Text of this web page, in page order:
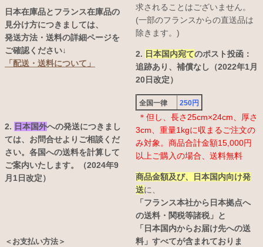
日本在庫品とフランス在庫品の
見分け方につきましては、
発送方法・送料の詳細ページを
ご確認ください↓
「配送・送料について」
2. 日本国外への発送につきまし
ては、お問合せよりご相談くだ
さい。各国への送料を計算して
ご案内いたします。（2024年9
月1日改定）
＜お支払い方法＞
求されることはございません。
(一部のフランスからの直送品は
除きます。)
2. 日本国内宛てのポスト投函：
追跡あり、補償なし（2022年1月
20日改定）
全国一律 250円
＊但し、長さ25cm×24cm、厚さ
3cm、重量1kgに収まるご注文の
み対象。商品合計金額15,000円
以上ご購入の場合、送料無料
商品金額及び、日本国内向け発
送に、
「フランス本社から日本拠点へ
の送料・関税等諸税」と
「日本国内からお届け先への送
料」すべてが含まれておりま